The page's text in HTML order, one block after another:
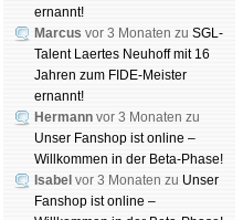
ernannt!
Marcus vor 3 Monaten zu SGL-
Talent Laertes Neuhoff mit 16
Jahren zum FIDE-Meister
ernannt!
Hermann vor 3 Monaten zu
Unser Fanshop ist online –
Willkommen in der Beta-Phase!
Isabel vor 3 Monaten zu Unser
Fanshop ist online –